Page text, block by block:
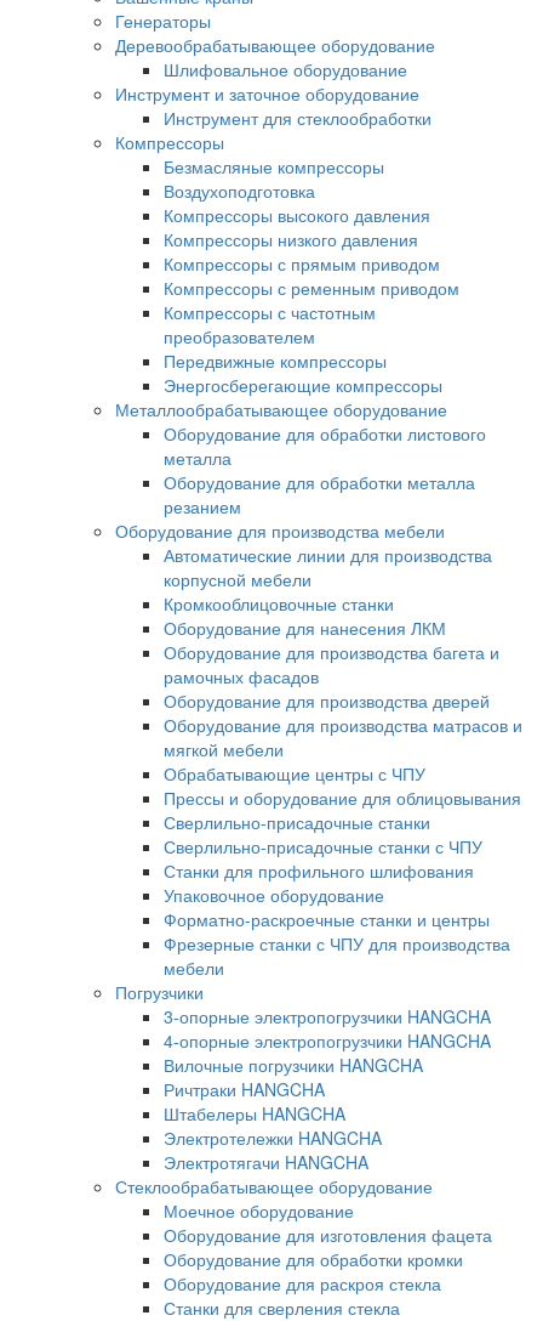
Генераторы
Деревообрабатывающее оборудование
Шлифовальное оборудование
Инструмент и заточное оборудование
Инструмент для стеклообработки
Компрессоры
Безмасляные компрессоры
Воздухоподготовка
Компрессоры высокого давления
Компрессоры низкого давления
Компрессоры с прямым приводом
Компрессоры с ременным приводом
Компрессоры с частотным
преобразователем
Передвижные компрессоры
Энергосберегающие компрессоры
Металлообрабатывающее оборудование
Оборудование для обработки листового
металла
Оборудование для обработки металла
резанием
Оборудование для производства мебели
Автоматические линии для производства
корпусной мебели
Кромкооблицовочные станки
Оборудование для нанесения ЛКМ
Оборудование для производства багета и
рамочных фасадов
Оборудование для производства дверей
Оборудование для производства матрасов и
мягкой мебели
Обрабатывающие центры с ЧПУ
Прессы и оборудование для облицовывания
Сверлильно-присадочные станки
Сверлильно-присадочные станки с ЧПУ
Станки для профильного шлифования
Упаковочное оборудование
Форматно-раскроечные станки и центры
Фрезерные станки с ЧПУ для производства
мебели
Погрузчики
3-опорные электропогрузчики HANGCHA
4-опорные электропогрузчики HANGCHA
Вилочные погрузчики HANGCHA
Ричтраки HANGCHA
Штабелеры HANGCHA
Электротележки HANGCHA
Электротягачи HANGCHA
Стеклообрабатывающее оборудование
Моечное оборудование
Оборудование для изготовления фацета
Оборудование для обработки кромки
Оборудование для раскроя стекла
Станки для сверления стекла